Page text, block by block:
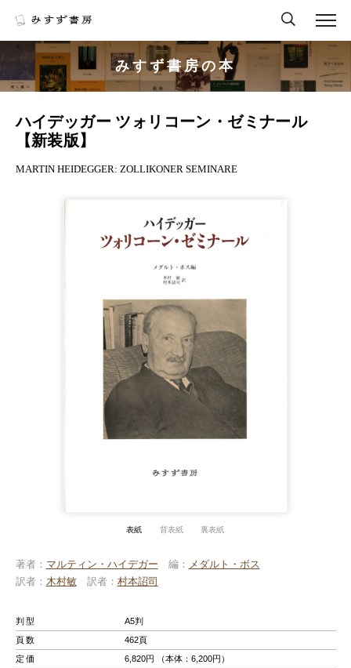
みすず書房の本
ハイデッガー ツォリコーン・ゼミナール
【新装版】
MARTIN HEIDEGGER: ZOLLIKONER SEMINARE
表紙 背表紙 裏表紙
著者 マルティン・ハイデガー 編
メダルト・ボス
訳者
木村敏 訳者 村本詔司
判型
A5判
頁数
462頁
定価
6,820円 （本体：6,200円）